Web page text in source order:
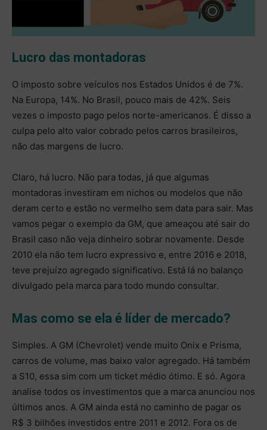
Lucro das montadoras
O imposto sobre veículos nos Estados Unidos é de 7%.
Na Europa, 14%. No Brasil, pouco mais de 42%. Seis
vezes o imposto pago pelos norte-americanos. É disso a
culpa pelo alto valor cobrado pelos carros brasileiros,
não das margens de lucro.
Claro, há lucro. Não para todas, já que algumas
montadoras investiram em nichos ou modelos que não
deram certo e estão no vermelho sem data para sair. Mas
vamos pegar o exemplo da GM, que ameaçou até sair do
Brasil caso não veja dinheiro sobrar novamente. Desde
2010 ela não tem lucro expressivo e, entre 2016 e 2018,
teve prejuízo agregado significativo. Está lá no balanço
divulgado pela marca para todo mundo consultar.
Mas como se ela é líder de mercado?
Simples. A GM (Chevrolet) vende muito Onix e Prisma,
carros de volume, mas baixo valor agregado. Há também
a S10, essa sim com um ticket médio ótimo. E só. Agora
analise todos os investimentos que a marca anunciou nos
últimos anos. A GM ainda está no caminho de pagar os
R$ 3 bilhões investidos entre 2011 e 2012. Fora os de